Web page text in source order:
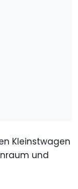
Kleinstwagen
und